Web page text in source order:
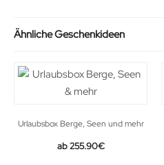
Ähnliche Geschenkideen
Urlaubsbox Berge, Seen und mehr
255.90€